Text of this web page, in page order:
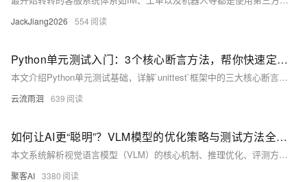
JackJiang2026 554
Python单元测试入门：3个核心断言方法，帮你快速定位代码bug
本文介绍Python单元测试基础，详解`unittest`框架中的三大核心断言方法：`assertEqual`验证值相等，`assertTrue`和`assertFalse`判断条件真假。通过实例演示其用法，帮助开发者自动化检测代码逻辑，提升测试效率与可靠性。
云流雨洄 639
如何让AI更“聪明”？VLM模型的优化策略与测试方法全解析​
本文系统解析视觉语言模型（VLM）的核心机制、推理优化、评测方法与挑战。涵盖多模态对齐、KV Cache优化、性能测试及主流基准，助你全面掌握VLM技术前沿。建议点赞收藏，深入学习。
聚客AI 3380